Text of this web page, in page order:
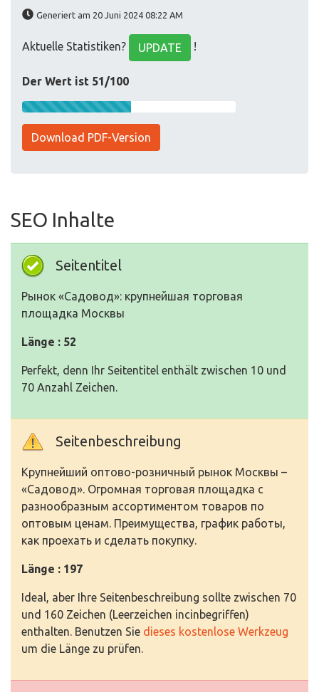
Generiert am 20 Juni 2024 08:22 AM
Aktuelle Statistiken? UPDATE !
Der Wert ist 51/100
Download PDF-Version
SEO Inhalte
Seitentitel
Рынок «Садовод»: крупнейшая торговая
площадка Москвы
Länge : 52
Perfekt, denn Ihr Seitentitel enthält zwischen 10 und
70 Anzahl Zeichen.
Seitenbeschreibung
Крупнейший оптово-розничный рынок Москвы –
«Садовод». Огромная торговая площадка с
разнообразным ассортиментом товаров по
оптовым ценам. Преимущества, график работы,
как проехать и сделать покупку.
Länge : 197
Ideal, aber Ihre Seitenbeschreibung sollte zwischen 70
und 160 Zeichen (Leerzeichen incinbegriffen)
enthalten. Benutzen Sie dieses kostenlose Werkzeug
um die Länge zu prüfen.